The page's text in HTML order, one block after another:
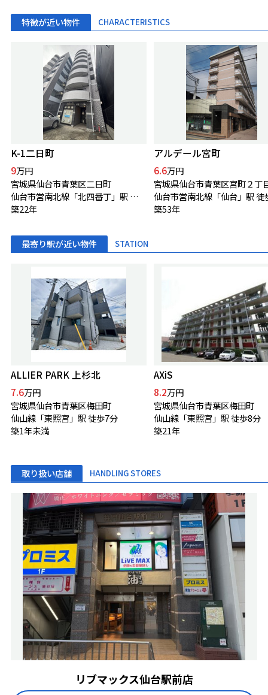
特徴が近い物件 CHARACTERISTICS
K-1二日町
9万円
宮城県仙台市青葉区二日町
仙台市営南北線「北四番丁」駅 徒歩6分
築22年
アルデール宮町
6.6万円
宮城県仙台市青葉区宮町２丁
築53年
最寄り駅が近い物件 STATION
ALLIER PARK 上杉北
7.6万円
宮城県仙台市青葉区梅田町
仙山線「東照宮」駅 徒歩7分
築1年未満
AXiS
8.2万円
宮城県仙台市青葉区梅田町
仙山線「東照宮」駅 徒歩8分
築21年
取り扱い店舗 HANDLING STORES
リブマックス仙台駅前店